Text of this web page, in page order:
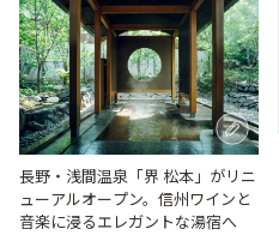
長野・浅間温泉「界 松本」がリニ
ューアルオープン。信州ワインと
音楽に浸るエレガントな湯宿へ